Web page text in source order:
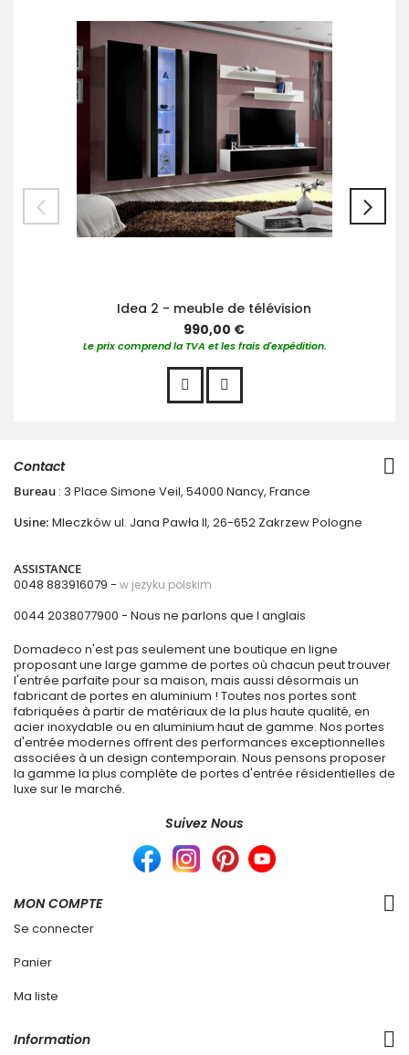
Idea 2 - meuble de télévision
990,00 €
Le prix comprend la TVA et les frais d'expédition.
Contact
Bureau : 3 Place Simone Veil, 54000 Nancy, France
Usine: Mleczków ul. Jana Pawła II, 26-652 Zakrzew Pologne
ASSISTANCE
0048 883916079 - w jezyku polskim
0044 2038077900 - Nous ne parlons que l anglais
Domadeco n'est pas seulement une boutique en ligne
proposant une large gamme de portes où chacun peut trouver
l'entrée parfaite pour sa maison, mais aussi désormais un
fabricant de portes en aluminium ! Toutes nos portes sont
fabriquées à partir de matériaux de la plus haute qualité, en
acier inoxydable ou en aluminium haut de gamme. Nos portes
d'entrée modernes offrent des performances exceptionnelles
associées à un design contemporain. Nous pensons proposer
la gamme la plus complète de portes d'entrée résidentielles de
luxe sur le marché.
Suivez Nous
MON COMPTE
Se connecter
Panier
Ma liste
Information